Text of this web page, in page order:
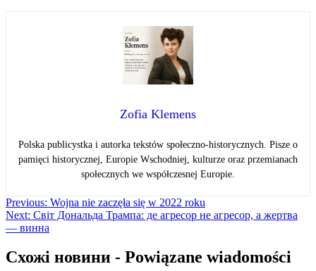
Zofia Klemens
Polska publicystka i autorka tekstów społeczno-historycznych. Pisze o
pamięci historycznej, Europie Wschodniej, kulturze oraz przemianach
społecznych we współczesnej Europie.
Навігація
записів
Previous: Wojna nie zaczęła się w 2022 roku
Next: Світ Дональда Трампа: де агресор не агресор, а жертва
— винна
Схожі новини - Powiązane wiadomości